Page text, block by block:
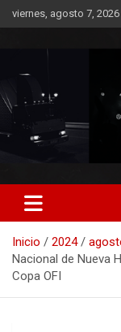
Saltar
al
viernes, agosto 7, 2026
RO
Inicio 2024
Nacional de Nueva
Copa OFI